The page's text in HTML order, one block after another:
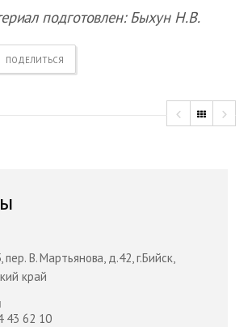
подготовлен: Быхун Н.В.
ПОДЕЛИТЬСЯ
пер. В. Мартьянова, д.42, г.Бийск,
край
43 62 10